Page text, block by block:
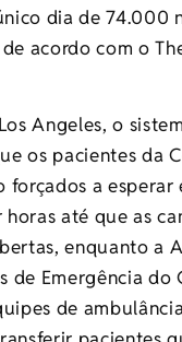
dia de 74.000
acordo com o
Angeles, o
os pacientes da
forçados a esperar
até que as
enquanto a
de Emergência do
de